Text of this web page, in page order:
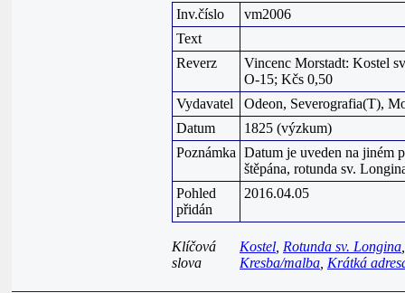
Inv.číslo
vm2006
Text
Reverz
Vincenc Morstadt: Kostel
O-15; Kčs 0,50
Vydavatel
Odeon, Severografia(T),
Datum
1825 (výzkum)
Poznámka Datum je uveden na jiném
štěpána, rotunda sv.
Pohled
přidán
2016.04.05
Klíčová
slova
Kostel Rotunda sv. Longina
Kresba/malba Krátká